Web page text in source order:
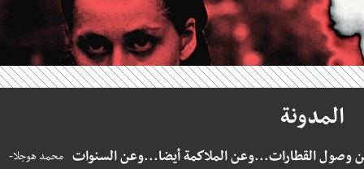
المدونة
القطارات...وعن الملاكمة أيضا...وعن السنوات محمد هوجلا-